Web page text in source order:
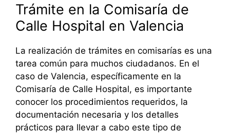
Trámite en la Comisaría de
Calle Hospital en Valencia
La realización de trámites en comisarías es una
tarea común para muchos ciudadanos. En el
caso de Valencia, específicamente en la
Comisaría de Calle Hospital, es importante
conocer los procedimientos requeridos, la
documentación necesaria y los detalles
prácticos para llevar a cabo este tipo de